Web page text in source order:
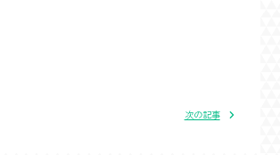
次の記事